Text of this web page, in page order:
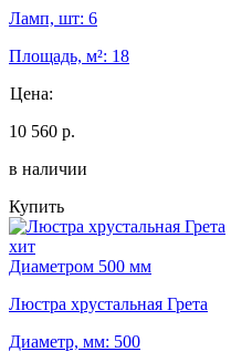
Ламп, шт: 6
Площадь, м²: 18
Цена:
10 560 р.
в наличии
Купить
хит
Диаметром 500 мм
Люстра хрустальная Грета
Диаметр, мм: 500